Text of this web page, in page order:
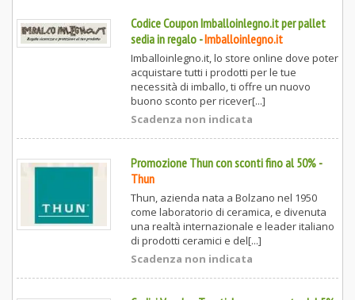
Codice Coupon Imballoinlegno.it per pallet
sedia in regalo-Imballoinlegno.it
Imballoinlegno.it, lo store online dove poter
acquistare tutti i prodotti per le tue
necessità di imballo, ti offre un nuovo
buono sconto per ricever[...]
Scadenza non indicata
Promozione Thun con sconti fino al 50%-
Thun
Thun, azienda nata a Bolzano nel 1950
come laboratorio di ceramica, e divenuta
una realtà internazionale e leader italiano
di prodotti ceramici e del[...]
Scadenza non indicata